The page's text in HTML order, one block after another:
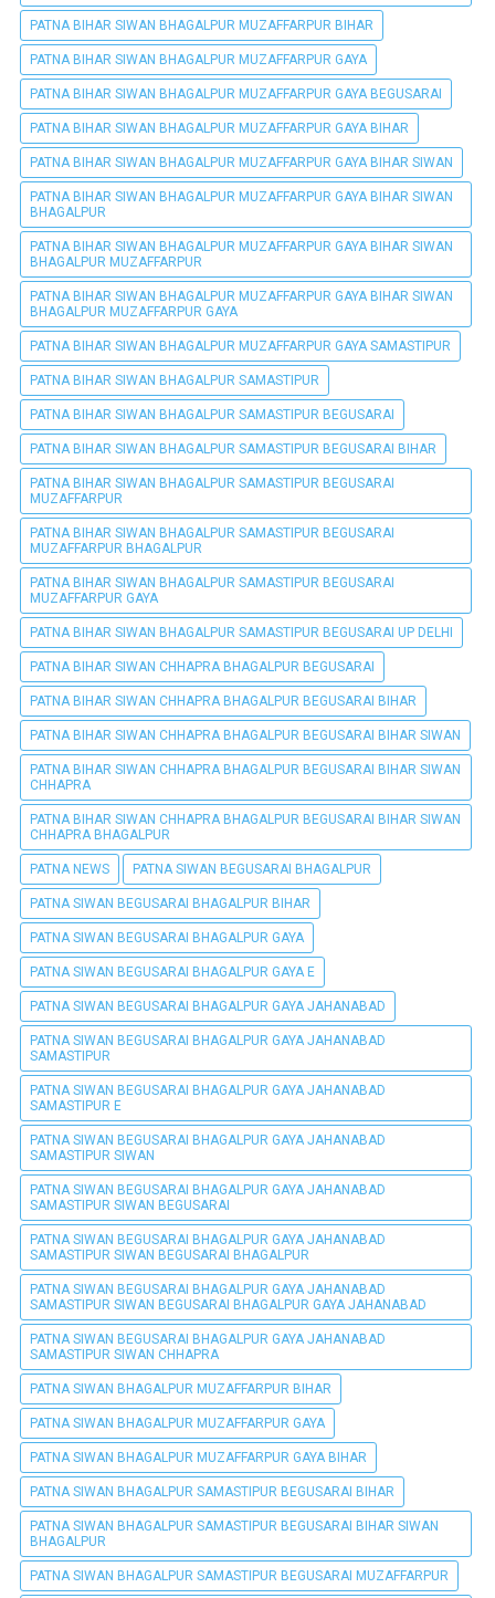
PATNA BIHAR SIWAN BHAGALPUR MUZAFFARPUR BIHAR
PATNA BIHAR SIWAN BHAGALPUR MUZAFFARPUR GAYA
PATNA BIHAR SIWAN BHAGALPUR MUZAFFARPUR GAYA BEGUSARAI
PATNA BIHAR SIWAN BHAGALPUR MUZAFFARPUR GAYA BIHAR
PATNA BIHAR SIWAN BHAGALPUR MUZAFFARPUR GAYA BIHAR SIWAN
PATNA BIHAR SIWAN BHAGALPUR MUZAFFARPUR GAYA BIHAR SIWAN
BHAGALPUR
PATNA BIHAR SIWAN BHAGALPUR MUZAFFARPUR GAYA BIHAR SIWAN
BHAGALPUR MUZAFFARPUR
PATNA BIHAR SIWAN BHAGALPUR MUZAFFARPUR GAYA BIHAR SIWAN
BHAGALPUR MUZAFFARPUR GAYA
PATNA BIHAR SIWAN BHAGALPUR MUZAFFARPUR GAYA SAMASTIPUR
PATNA BIHAR SIWAN BHAGALPUR SAMASTIPUR
PATNA BIHAR SIWAN BHAGALPUR SAMASTIPUR BEGUSARAI
PATNA BIHAR SIWAN BHAGALPUR SAMASTIPUR BEGUSARAI BIHAR
PATNA BIHAR SIWAN BHAGALPUR SAMASTIPUR BEGUSARAI
MUZAFFARPUR
PATNA BIHAR SIWAN BHAGALPUR SAMASTIPUR BEGUSARAI
MUZAFFARPUR BHAGALPUR
PATNA BIHAR SIWAN BHAGALPUR SAMASTIPUR BEGUSARAI
MUZAFFARPUR GAYA
PATNA BIHAR SIWAN BHAGALPUR SAMASTIPUR BEGUSARAI UP DELHI
PATNA BIHAR SIWAN CHHAPRA BHAGALPUR BEGUSARAI
PATNA BIHAR SIWAN CHHAPRA BHAGALPUR BEGUSARAI BIHAR
PATNA BIHAR SIWAN CHHAPRA BHAGALPUR BEGUSARAI BIHAR SIWAN
PATNA BIHAR SIWAN CHHAPRA BHAGALPUR BEGUSARAI BIHAR SIWAN
CHHAPRA
PATNA BIHAR SIWAN CHHAPRA BHAGALPUR BEGUSARAI BIHAR SIWAN
CHHAPRA BHAGALPUR
PATNA NEWS PATNA SIWAN BEGUSARAI BHAGALPUR
PATNA SIWAN BEGUSARAI BHAGALPUR BIHAR
PATNA SIWAN BEGUSARAI BHAGALPUR GAYA
PATNA SIWAN BEGUSARAI BHAGALPUR GAYA E
PATNA SIWAN BEGUSARAI BHAGALPUR GAYA JAHANABAD
PATNA SIWAN BEGUSARAI BHAGALPUR GAYA JAHANABAD
SAMASTIPUR
PATNA SIWAN BEGUSARAI BHAGALPUR GAYA JAHANABAD
SAMASTIPUR E
PATNA SIWAN BEGUSARAI BHAGALPUR GAYA JAHANABAD
SAMASTIPUR SIWAN
PATNA SIWAN BEGUSARAI BHAGALPUR GAYA JAHANABAD
SAMASTIPUR SIWAN BEGUSARAI
PATNA SIWAN BEGUSARAI BHAGALPUR GAYA JAHANABAD
SAMASTIPUR SIWAN BEGUSARAI BHAGALPUR
PATNA SIWAN BEGUSARAI BHAGALPUR GAYA JAHANABAD
SAMASTIPUR SIWAN BEGUSARAI BHAGALPUR GAYA JAHANABAD
PATNA SIWAN BEGUSARAI BHAGALPUR GAYA JAHANABAD
SAMASTIPUR SIWAN CHHAPRA
PATNA SIWAN BHAGALPUR MUZAFFARPUR BIHAR
PATNA SIWAN BHAGALPUR MUZAFFARPUR GAYA
PATNA SIWAN BHAGALPUR MUZAFFARPUR GAYA BIHAR
PATNA SIWAN BHAGALPUR SAMASTIPUR BEGUSARAI BIHAR
PATNA SIWAN BHAGALPUR SAMASTIPUR BEGUSARAI BIHAR SIWAN
BHAGALPUR
PATNA SIWAN BHAGALPUR SAMASTIPUR BEGUSARAI MUZAFFARPUR